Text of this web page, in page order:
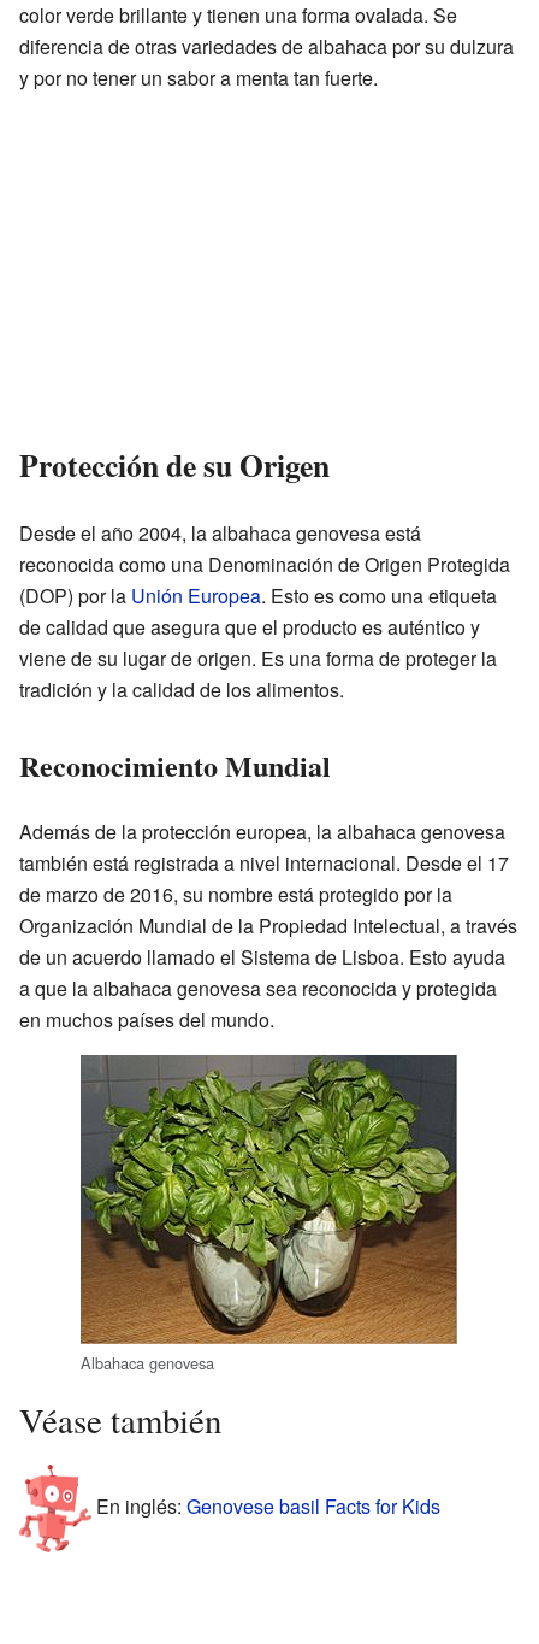
color verde brillante y tienen una forma ovalada. Se
diferencia de otras variedades de albahaca por su dulzura
y por no tener un sabor a menta tan fuerte.
Protección de su Origen
Desde el año 2004, la albahaca genovesa está
reconocida como una Denominación de Origen Protegida
(DOP) por la Unión Europea. Esto es como una etiqueta
de calidad que asegura que el producto es auténtico y
viene de su lugar de origen. Es una forma de proteger la
tradición y la calidad de los alimentos.
Reconocimiento Mundial
Además de la protección europea, la albahaca genovesa
también está registrada a nivel internacional. Desde el 17
de marzo de 2016, su nombre está protegido por la
Organización Mundial de la Propiedad Intelectual, a través
de un acuerdo llamado el Sistema de Lisboa. Esto ayuda
a que la albahaca genovesa sea reconocida y protegida
en muchos países del mundo.
Albahaca genovesa
Véase también
En inglés: Genovese basil Facts for Kids